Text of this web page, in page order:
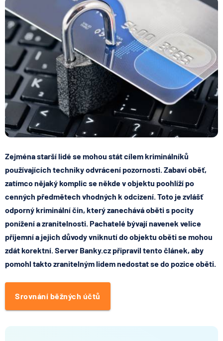
Zejména starší lidé se mohou stát cílem kriminálníků
používajících techniky odvrácení pozornosti. Zabaví oběť,
zatímco nějaký komplic se někde v objektu poohlíží po
cenných předmětech vhodných k odcizení. Toto je zvlášť
odporný kriminální čin, který zanechává oběti s pocity
ponížení a zranitelnosti. Pachatelé bývají navenek velice
příjemní a jejich důvody vniknutí do objektu oběti se mohou
zdát korektní. Server Banky.cz připravil tento článek, aby
pomohl takto zranitelným lidem nedostat se do pozice oběti.
Srovnání běžných účtů